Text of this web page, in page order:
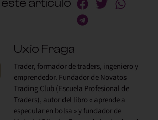
articulo
Uxío Fraga
Trader, formador de traders, ingeniero y
emprendedor. Fundador de Novatos
Trading Club (Escuela Profesional de
Traders), autor del libro « aprende a
especular en bolsa » y fundador de